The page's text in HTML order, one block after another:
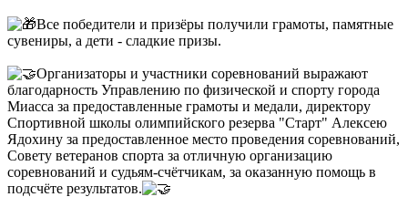
Все победители и призёры получили грамоты, памятные
сувениры, а дети - сладкие призы.
Организаторы и участники соревнований выражают
благодарность Управлению по физической и спорту города
Миасса за предоставленные грамоты и медали, директору
Спортивной школы олимпийского резерва "Старт" Алексею
Ядохину за предоставленное место проведения соревнований,
Совету ветеранов спорта за отличную организацию
соревнований и судьям-счётчикам, за оказанную помощь в
подсчёте результатов.